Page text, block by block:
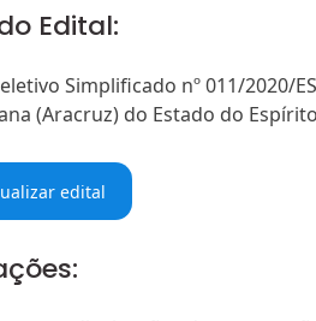
Edital:
Simplificado nº 011/2020/
(Aracruz) do Estado do
edital